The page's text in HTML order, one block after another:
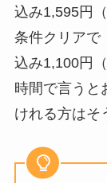
込み1,595円
条件
込み1,100円
時間で言うと
けれる方はそ